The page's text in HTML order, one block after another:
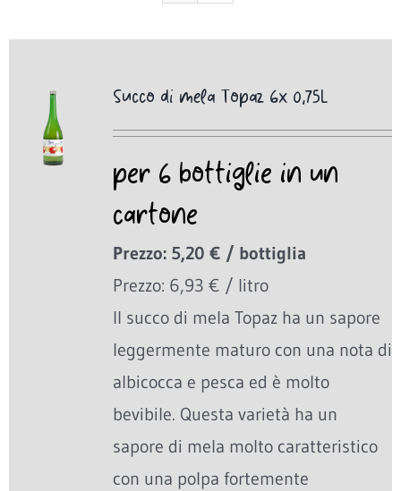
Succo di mela Topaz 6x 0,75L
per 6 bottiglie in un
cartone
Prezzo: 5,20 € / bottiglia
Prezzo: 6,93 € / litro
Il succo di mela Topaz ha un sapore
leggermente maturo con una nota di
albicocca e pesca ed è molto
bevibile. Questa varietà ha un
sapore di mela molto caratteristico
con una polpa fortemente